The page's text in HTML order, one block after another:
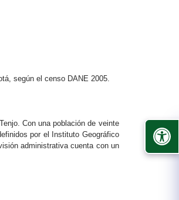
según el censo DANE 2005.
Con una población de veinte
por el Instituto Geográfico
administrativa cuenta con un